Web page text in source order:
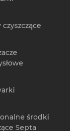
środki
Septa